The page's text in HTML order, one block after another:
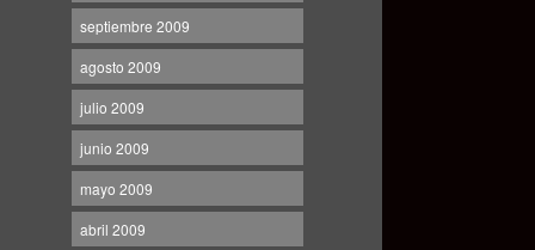
septiembre 2009
agosto 2009
julio 2009
junio 2009
mayo 2009
abril 2009